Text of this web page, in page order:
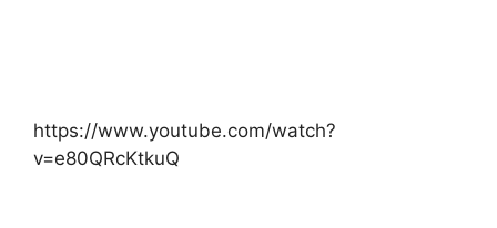
https://www.youtube.com/watch?
v=e80QRcKtkuQ